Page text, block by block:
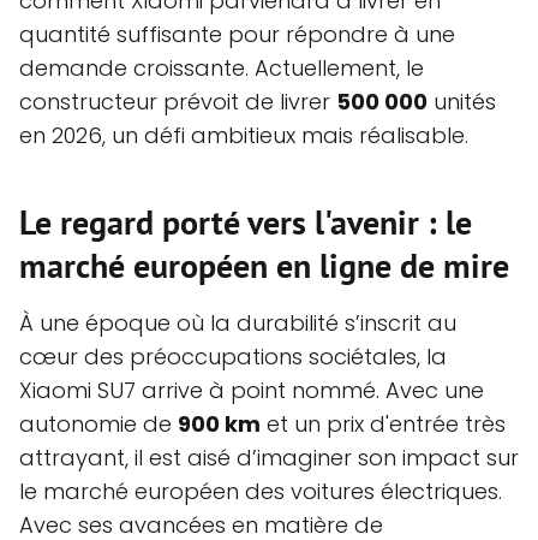
quantité suffisante pour répondre à une
demande croissante. Actuellement, le
constructeur prévoit de livrer 500 000 unités
en 2026, un défi ambitieux mais réalisable.
Le regard porté vers l'avenir : le
marché européen en ligne de mire
À une époque où la durabilité s’inscrit au
cœur des préoccupations sociétales, la
Xiaomi SU7 arrive à point nommé. Avec une
autonomie de 900 km et un prix d'entrée très
attrayant, il est aisé d’imaginer son impact sur
le marché européen des voitures électriques.
Avec ses avancées en matière de